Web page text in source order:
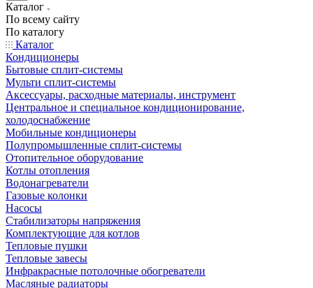
Каталог
По всему сайту
По каталогу
Каталог
Кондиционеры
Бытовые сплит-системы
Мульти сплит-системы
Аксессуары, расходные материалы, инструмент
Центральное и специальное кондиционирование,
холодоснабжение
Мобильные кондиционеры
Полупромышленные сплит-системы
Отопительное оборудование
Котлы отопления
Водонагреватели
Газовые колонки
Насосы
Стабилизаторы напряжения
Комплектующие для котлов
Тепловые пушки
Тепловые завесы
Инфракрасные потолочные обогреватели
Масляные радиаторы